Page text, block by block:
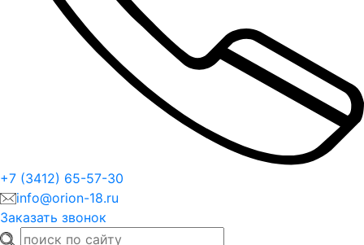
+7 (3412) 65-57-30
info@orion-18.ru
Заказать звонок